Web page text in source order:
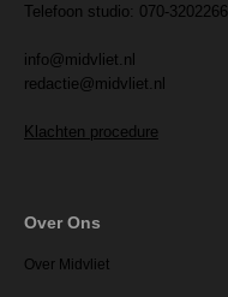
Telefoon studio: 070-3202266
info@midvliet.nl
redactie@midvliet.nl
Klachten procedure
Over Ons
Over Midvliet